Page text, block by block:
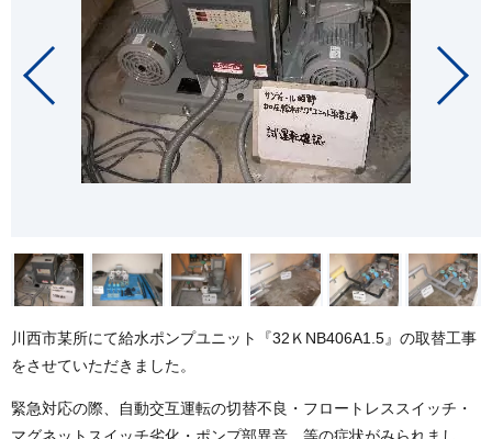
川西市某所にて給水ポンプユニット『32ＫNB406A1.5』の取替工事
をさせていただきました。
緊急対応の際、自動交互運転の切替不良・フロートレススイッチ・
マグネットスイッチ劣化・ポンプ部異音、等の症状がみられまし